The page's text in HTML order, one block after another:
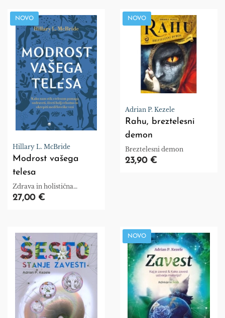
NOVO
Hillary L. McBride
Modrost vašega
telesa
Zdrava in holistična
prepričanja o telesu, v
27,00 €
NOVO
Adrian P. Kezele
Rahu, breztelesni
demon
Breztelesni demon
23,90 €
NOVO